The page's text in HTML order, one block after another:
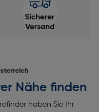
Sicherer
Versand
Nähe finden
haben Sie Ihr